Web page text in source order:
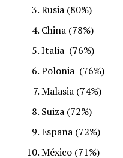
Rusia (80%)
China (78%)
Italia (76%)
Polonia (76%)
Malasia (74%)
Suiza (72%)
España (72%)
México (71%)